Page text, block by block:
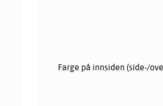
Farge på innsiden (side-/